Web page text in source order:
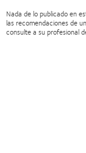
Nada de lo publicado en
las recomendaciones de
consulte a su profesional